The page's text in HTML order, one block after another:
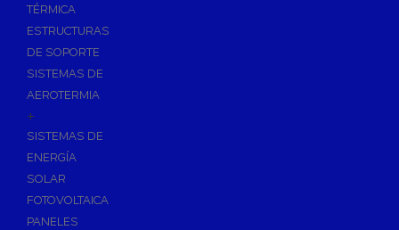
TÉRMICA
ESTRUCTURAS
DE SOPORTE
SISTEMAS DE
AEROTERMIA
+
SISTEMAS DE
ENERGÍA
SOLAR
FOTOVOLTAICA
PANELES